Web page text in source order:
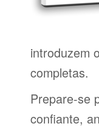
introduzem
completas.
Prepare-se
confiante,